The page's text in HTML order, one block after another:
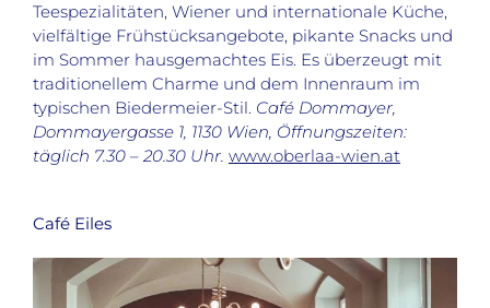
Teespezialitäten, Wiener und internationale Küche,
vielfältige Frühstücksangebote, pikante Snacks und
im Sommer hausgemachtes Eis. Es überzeugt mit
traditionellem Charme und dem Innenraum im
typischen Biedermeier-Stil. Café Dommayer,
Dommayergasse 1, 1130 Wien, Öffnungszeiten:
täglich 7.30 – 20.30 Uhr. www.oberlaa-wien.at
Café Eiles